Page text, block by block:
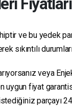
ve bu yedek
sıkıntılı
veya
uygun fiyat